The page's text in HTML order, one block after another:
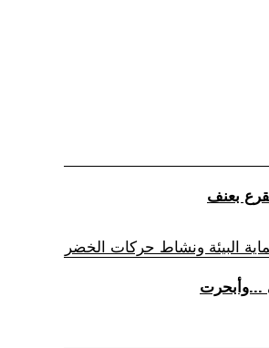
البيئة ونشاط حركات الخضر